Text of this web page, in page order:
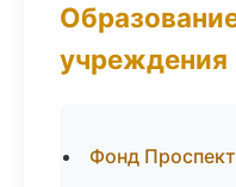
учреждения
Фонд